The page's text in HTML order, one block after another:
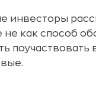
инвесторы
не как способ
поучаствовать